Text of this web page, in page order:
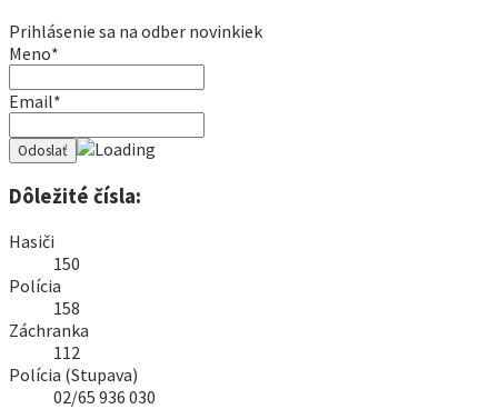
Prihlásenie sa na odber novinkiek
Meno*
Email*
Dôležité čísla:
Hasiči
150
Polícia
158
Záchranka
112
Polícia (Stupava)
02/65 936 030